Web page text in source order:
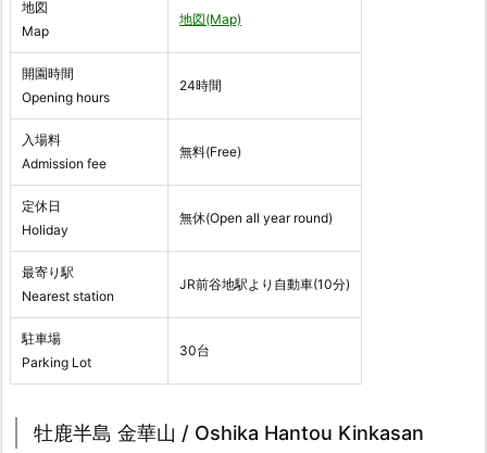
地図
Map
地図(Map)
開園時間
Opening hours
24時間
入場料
Admission fee
無料(Free)
定休日
Holiday
無休(Open all year round)
最寄り駅
Nearest station
JR前谷地駅より自動車(10分)
駐車場
Parking Lot
30台
牡鹿半島 金華山 / Oshika Hantou Kinkasan